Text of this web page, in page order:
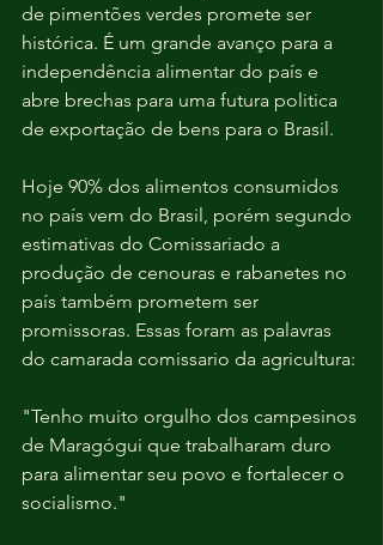
de pimentões verdes promete ser
histórica. É um grande avanço para a
independência alimentar do país e
abre brechas para uma futura politica
de exportação de bens para o Brasil.
Hoje 90% dos alimentos consumidos
no país vem do Brasil, porém segundo
estimativas do Comissariado a
produção de cenouras e rabanetes no
país também prometem ser
promissoras. Essas foram as palavras
do camarada comissario da agricultura:
"Tenho muito orgulho dos campesinos
de Maragógui que trabalharam duro
para alimentar seu povo e fortalecer o
socialismo."